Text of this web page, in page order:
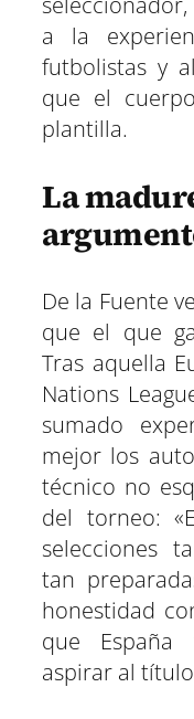
a la
futbolistas y
que el
plantilla.
La
De la Fuente
que el que
Tras aquella
Nations
sumado
mejor los
técnico no
del torneo:
selecciones
tan
honestidad
que España
aspirar al